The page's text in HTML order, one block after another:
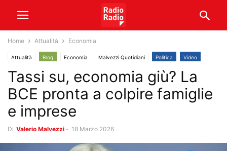
Home Attualità Economia
Attualità Blog Economia Malvezzi Quotidiani Politica Video
Tassi su, economia giù? La
BCE pronta a colpire famiglie
e imprese
Di Valerio Malvezzi - 18 Marzo 2026